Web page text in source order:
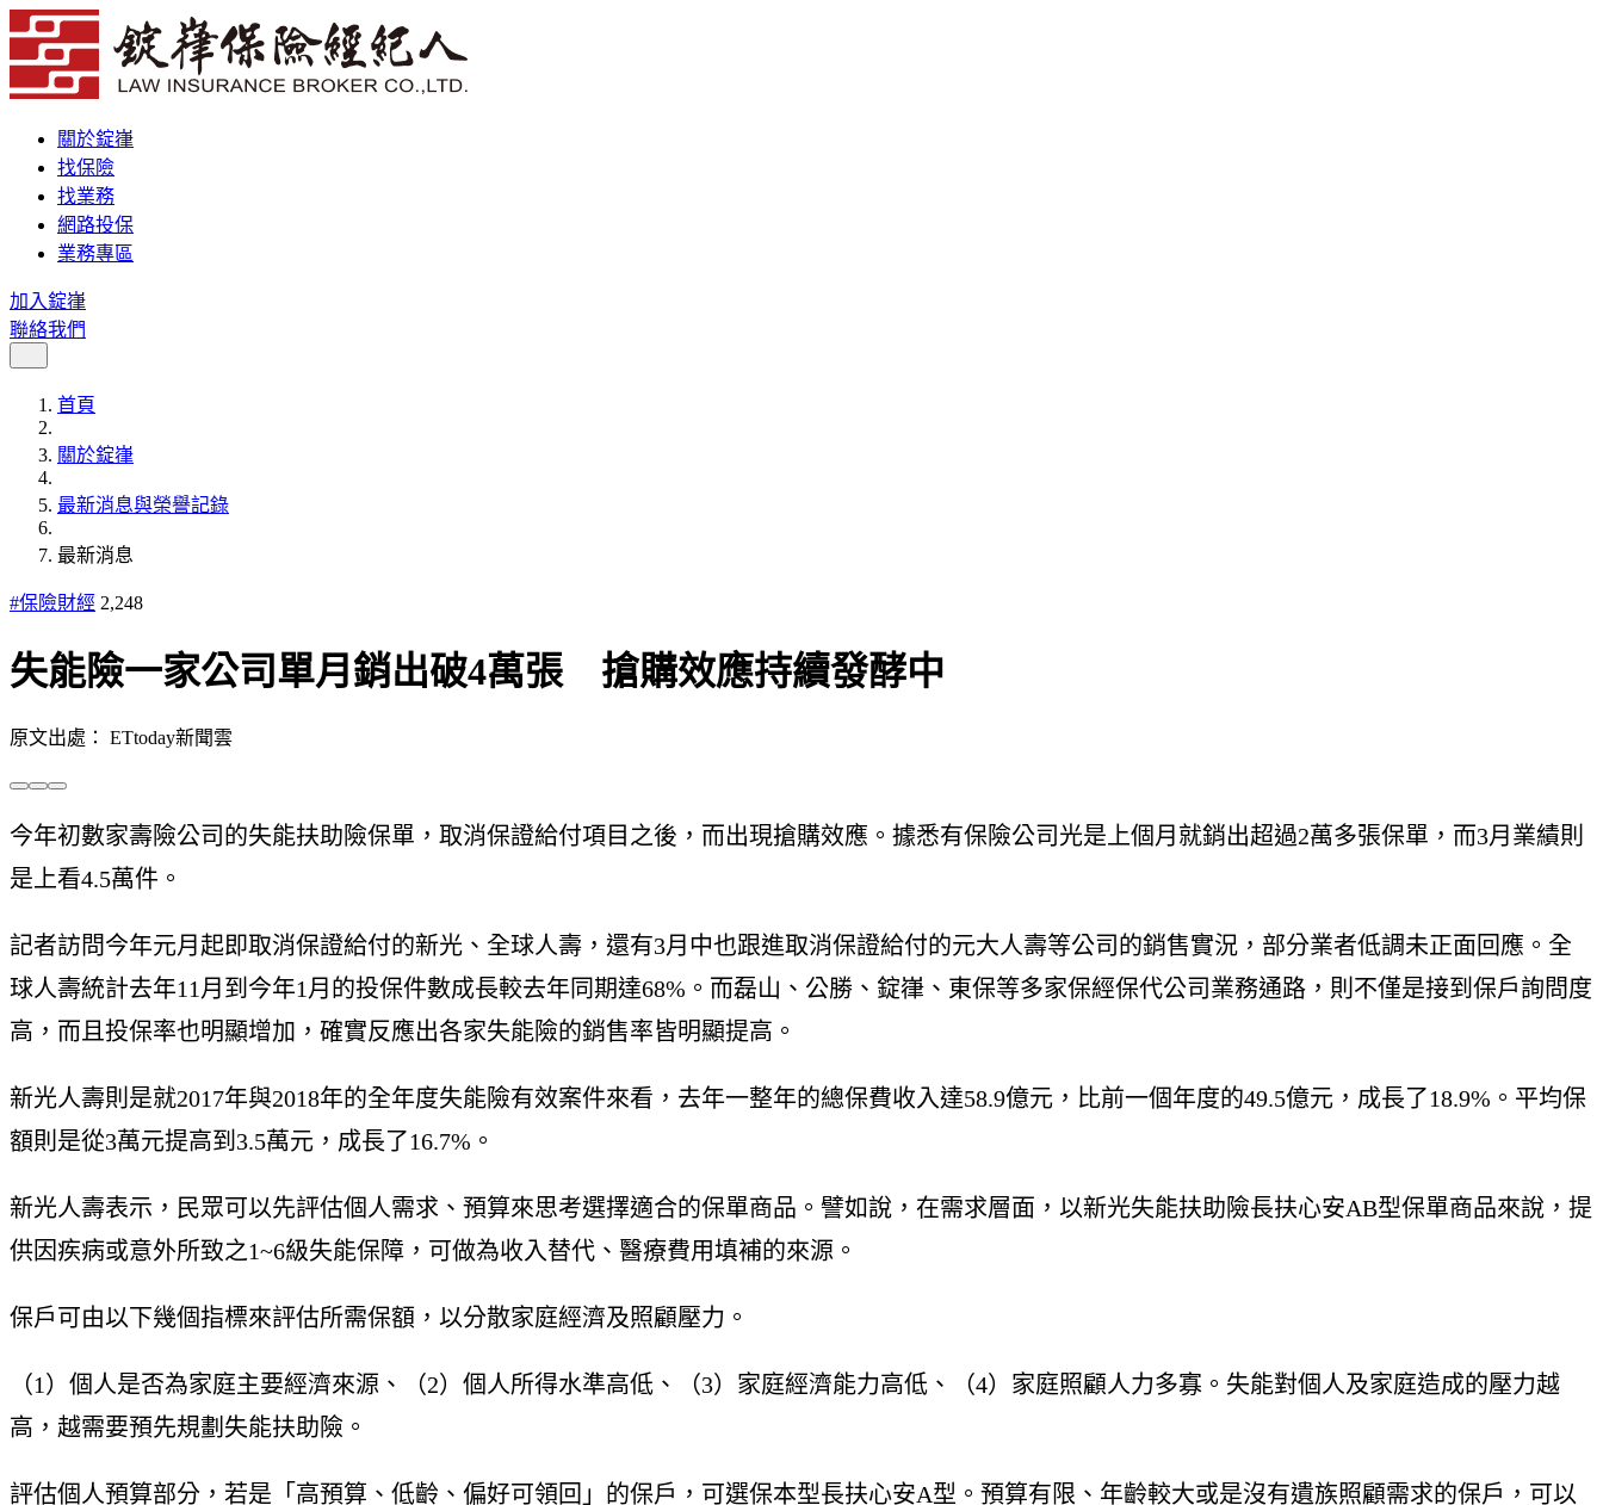
關於錠嵂
找保險
找業務
網路投保
業務專區
加入錠嵂
聯絡我們
首頁
關於錠嵂
最新消息與榮譽記錄
最新消息
#保險財經 2,248
失能險一家公司單月銷出破4萬張 搶購效應持續發酵中
原文出處： ETtoday新聞雲
今年初數家壽險公司的失能扶助險保單，取消保證給付項目之後，而出現搶購效應。據悉有保險公司光是上個月就銷出超過2萬多張保單，而3月業績則
是上看4.5萬件。
記者訪問今年元月起即取消保證給付的新光、全球人壽，還有3月中也跟進取消保證給付的元大人壽等公司的銷售實況，部分業者低調未正面回應。全
球人壽統計去年11月到今年1月的投保件數成長較去年同期達68%。而磊山、公勝、錠嵂、東保等多家保經保代公司業務通路，則不僅是接到保戶詢問度
高，而且投保率也明顯增加，確實反應出各家失能險的銷售率皆明顯提高。
新光人壽則是就2017年與2018年的全年度失能險有效案件來看，去年一整年的總保費收入達58.9億元，比前一個年度的49.5億元，成長了18.9%。平均保
額則是從3萬元提高到3.5萬元，成長了16.7%。
新光人壽表示，民眾可以先評估個人需求、預算來思考選擇適合的保單商品。譬如說，在需求層面，以新光失能扶助險長扶心安AB型保單商品來說，提
供因疾病或意外所致之1~6級失能保障，可做為收入替代、醫療費用填補的來源。
保戶可由以下幾個指標來評估所需保額，以分散家庭經濟及照顧壓力。
（1）個人是否為家庭主要經濟來源、（2）個人所得水準高低、（3）家庭經濟能力高低、（4）家庭照顧人力多寡。失能對個人及家庭造成的壓力越
高，越需要預先規劃失能扶助險。
評估個人預算部分，若是「高預算、低齡、偏好可領回」的保戶，可選保本型長扶心安A型。預算有限、年齡較大或是沒有遺族照顧需求的保戶，可以